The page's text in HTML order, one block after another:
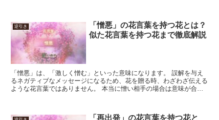
逆引き
「憎悪」の花言葉を持つ花とは？
似た花言葉を持つ花まで徹底解説
「憎悪」は、「激しく憎む」といった意味になります。 誤解を与え
るネガティブなメッセージになるため、花を贈る時、わざわざ伝える
ような花言葉ではありません。 本当に憎い相手の場合は意味が合い
「再出発」の花言葉を持つ花と